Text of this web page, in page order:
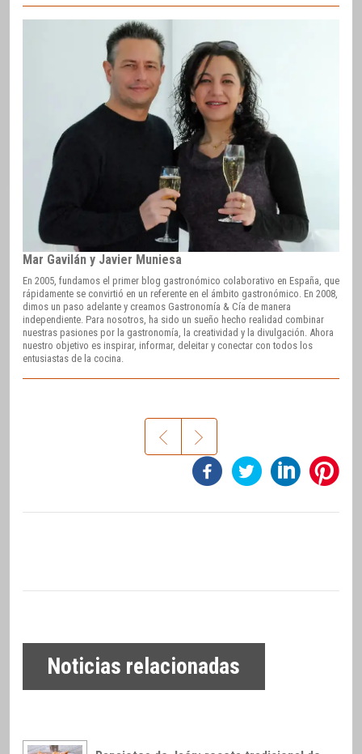
Mar Gavilán y Javier Muniesa
En 2005, fundamos el primer blog gastronómico colaborativo en España, que
rápidamente se convirtió en un referente en el ámbito gastronómico. En 2008,
dimos un paso adelante y creamos Gastronomía & Cía de manera
independiente. Para nosotros, ha sido un sueño hecho realidad combinar
nuestras pasiones por la gastronomía, la creatividad y la divulgación. Ahora
nuestro objetivo es inspirar, informar, deleitar y conectar con todos los
entusiastas de la cocina.
Noticias relacionadas